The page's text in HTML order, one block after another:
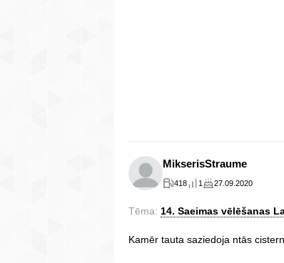
MikserisStraume
418 1 27.09.2020
Tēma: 14. Saeimas vēlēšanas
Kamēr tauta saziedoja ntās